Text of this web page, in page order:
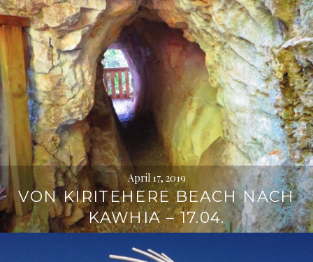
April 17, 2019
VON KIRITEHERE BEACH NACH
KAWHIA – 17.04.